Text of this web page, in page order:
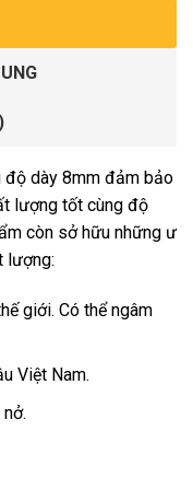
độ dày 8mm đảm bảo
lượng tốt cùng độ
còn sở hữu những ư
lượng:
giới. Có thể ngâm
Việt Nam.